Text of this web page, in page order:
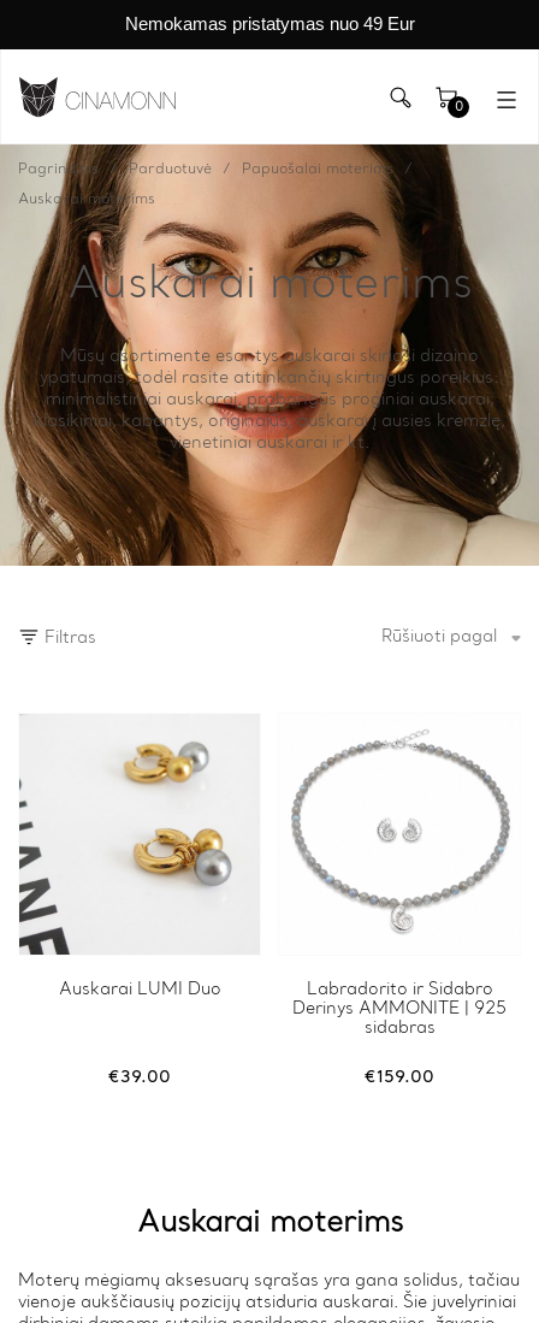
Nemokamas pristatymas nuo 49 Eur
0
Auskarai moterims
Mūsų asortimente esantys auskarai skiriasi dizaino
ypatumais, todėl rasite atitinkančių skirtingus poreikius:
minimalistiniai auskarai, prabangūs proginiai auskarai,
klasikiniai, kabantys, originalūs, auskarai į ausies kremzlę,
vienetiniai auskarai ir kt.
Pagrindinis Parduotuvė Papuošalai moterims
Auskarai moterims
Filtras Rūšiuoti pagal
Auskarai LUMI Duo
€39.00
Labradorito ir Sidabro
Derinys AMMONITE | 925
sidabras
€159.00
Auskarai moterims
Moterų mėgiamų aksesuarų sąrašas yra gana solidus, tačiau
vienoje aukščiausių pozicijų atsiduria auskarai. Šie juvelyriniai